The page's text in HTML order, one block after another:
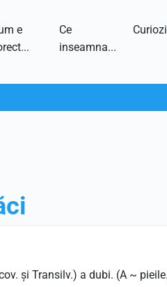
e
Ce
inseamna...
şi Transilv.) a dubi. (A ~